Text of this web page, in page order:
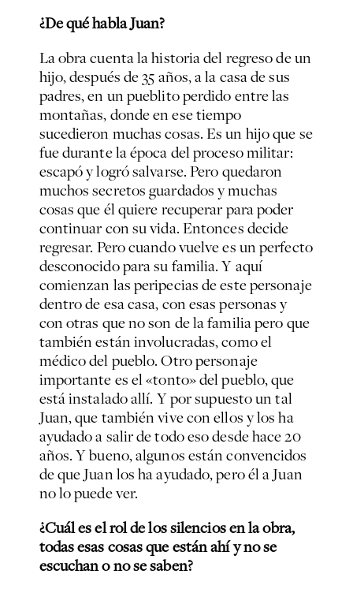
¿De qué habla Juan?
La obra cuenta la historia del regreso de un
hijo, después de 35 años, a la casa de sus
padres, en un pueblito perdido entre las
montañas, donde en ese tiempo
sucedieron muchas cosas. Es un hijo que se
fue durante la época del proceso militar:
escapó y logró salvarse. Pero quedaron
muchos secretos guardados y muchas
cosas que él quiere recuperar para poder
continuar con su vida. Entonces decide
regresar. Pero cuando vuelve es un perfecto
desconocido para su familia. Y aquí
comienzan las peripecias de este personaje
dentro de esa casa, con esas personas y
con otras que no son de la familia pero que
también están involucradas, como el
médico del pueblo. Otro personaje
importante es el «tonto» del pueblo, que
está instalado allí. Y por supuesto un tal
Juan, que también vive con ellos y los ha
ayudado a salir de todo eso desde hace 20
años. Y bueno, algunos están convencidos
de que Juan los ha ayudado, pero él a Juan
no lo puede ver.
¿Cuál es el rol de los silencios en la obra,
todas esas cosas que están ahí y no se
escuchan o no se saben?